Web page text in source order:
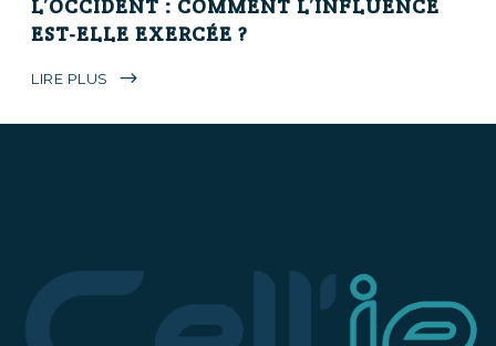
L’OCCIDENT : COMMENT L’INFLUENCE
EST-ELLE EXERCÉE ?
LIRE PLUS